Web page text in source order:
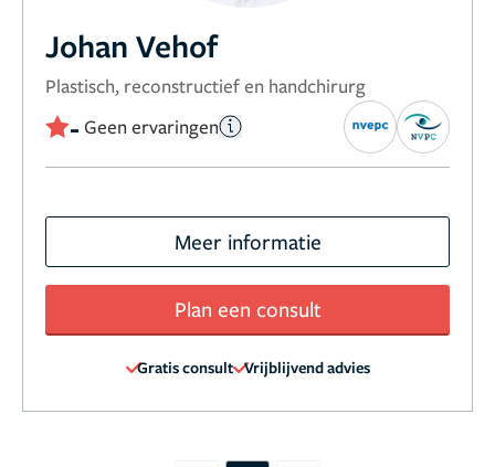
Johan Vehof
Plastisch, reconstructief en handchirurg
- Geen ervaringen
Meer informatie
Plan een consult
Gratis consult Vrijblijvend advies